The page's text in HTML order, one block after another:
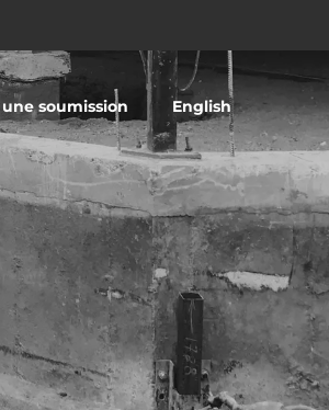
soumission English